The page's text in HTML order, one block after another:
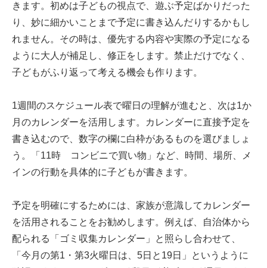
きます。初めは子どもの視点で、遊ぶ予定ばかりだった
り、妙に細かいことまで予定に書き込んだりするかもし
れません。その時は、優先する内容や実際の予定になる
ように大人が補足し、修正をします。禁止だけでなく、
子どもがふり返って考える機会も作ります。
1週間のスケジュール表で曜日の理解が進むと、次は1か
月のカレンダーを活用します。カレンダーに直接予定を
書き込むので、数字の欄に白枠があるものを選びましょ
う。「11時 コンビニで買い物」など、時間、場所、メ
インの行動を具体的に子どもが書きます。
予定を明確にするためには、家族が意識してカレンダー
を活用されることをお勧めします。例えば、自治体から
配られる「ゴミ収集カレンダー」と照らし合わせて、
「今月の第1・第3火曜日は、5日と19日」というように